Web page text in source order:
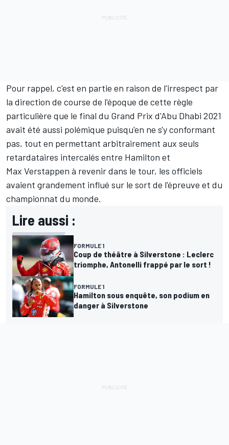
Pour rappel, c'est en partie en raison de l'irrespect par
la direction de course de l'époque de cette règle
particulière que le final du Grand Prix d'Abu Dhabi 2021
avait été aussi polémique puisqu'en ne s'y conformant
pas, tout en permettant arbitrairement aux seuls
retardataires intercalés entre Hamilton et
Max Verstappen à revenir dans le tour, les officiels
avaient grandement influé sur le sort de l'épreuve et du
championnat du monde.
Lire aussi :
FORMULE 1
Coup de théâtre à Silverstone : Leclerc
triomphe, Antonelli frappé par le sort !
FORMULE 1
Hamilton sous enquête, son podium en
danger à Silverstone